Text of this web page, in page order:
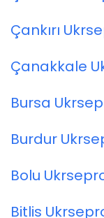
Çankırı
Çanakkale
Bursa
Burdur
Bolu
Bitlis